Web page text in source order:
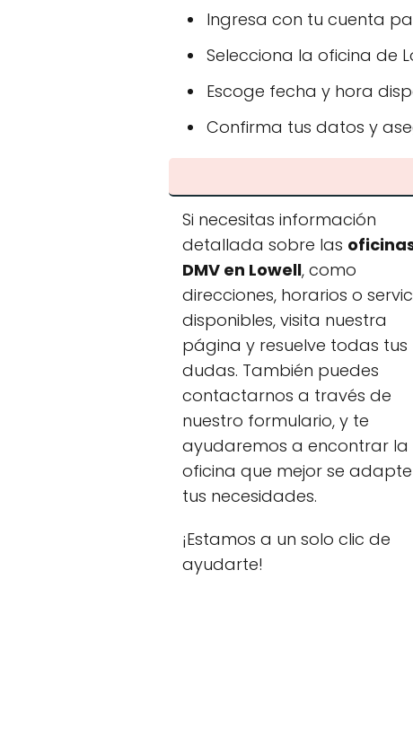
Ingresa con tu cuenta
Selecciona la oficina de
Escoge fecha y hora
Confirma tus datos y
Si necesitas información
detallada sobre las
DMV en Lowell, como
direcciones, horarios o
disponibles, visita nuestra
página y resuelve todas tus
dudas. También puedes
contactarnos a través de
nuestro formulario, y te
ayudaremos a encontrar la
oficina que mejor se
tus necesidades.
¡Estamos a un solo clic de
ayudarte!